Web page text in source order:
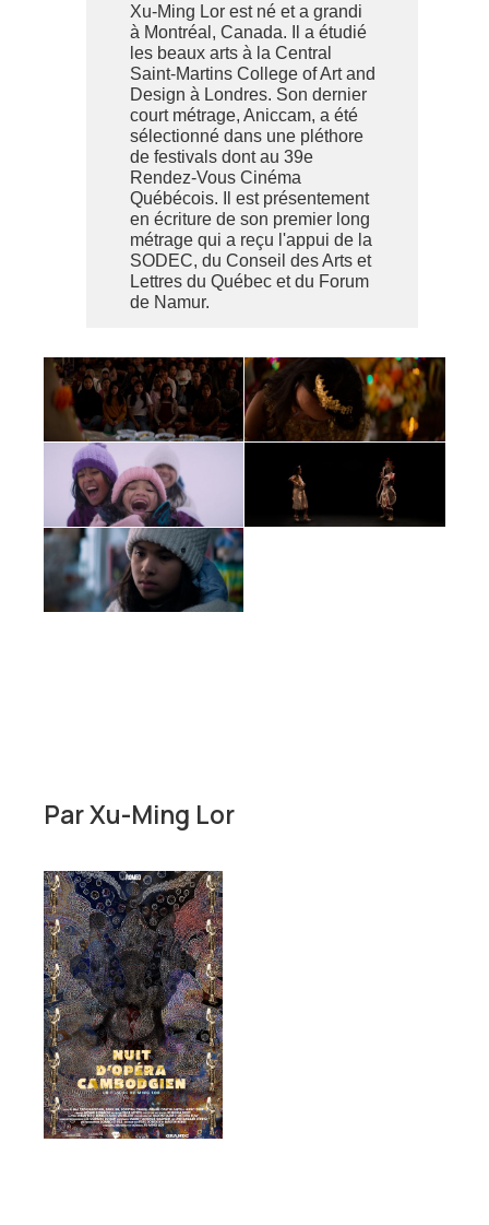
Xu-Ming Lor est né et a grandi
à Montréal, Canada. Il a étudié
les beaux arts à la Central
Saint-Martins College of Art and
Design à Londres. Son dernier
court métrage, Aniccam, a été
sélectionné dans une pléthore
de festivals dont au 39e
Rendez-Vous Cinéma
Québécois. Il est présentement
en écriture de son premier long
métrage qui a reçu l'appui de la
SODEC, du Conseil des Arts et
Lettres du Québec et du Forum
de Namur.
ParXu-Ming Lor